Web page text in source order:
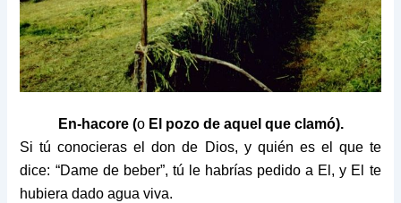
En-hacore (oEl pozo de aquel que clamó).
Si tú conocieras el don de Dios, y quién es el que te
dice: “Dame de beber”, tú le habrías pedido a El, y El te
hubiera dado agua viva.